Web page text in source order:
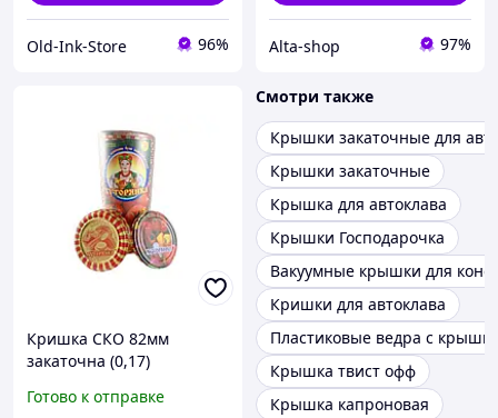
Old-Ink-Store 96% Alta-shop 97%
Кришка СКО 82мм
закаточна (0,17)
(лак/лак) ТМ АВЕСТА
Готово к отправке
Смотри также
Крышки закаточные для
Крышки закаточные
Крышка для автоклава
Крышки Господарочка
Вакуумные крышки для
Кришки для автоклава
Пластиковые ведра с
Крышка твист офф
Крышка капроновая